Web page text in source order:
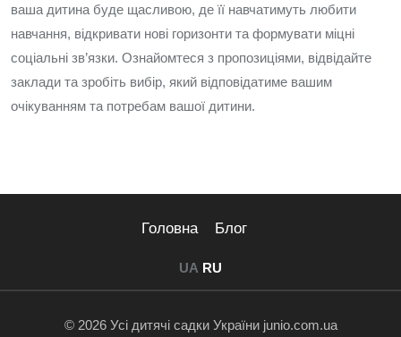
ваша дитина буде щасливою, де її навчатимуть любити
навчання, відкривати нові горизонти та формувати міцні
соціальні зв’язки. Ознайомтеся з пропозиціями, відвідайте
заклади та зробіть вибір, який відповідатиме вашим
очікуванням та потребам вашої дитини.
Головна Блог
UA RU
© 2026 Усі дитячі садки України junio.com.ua